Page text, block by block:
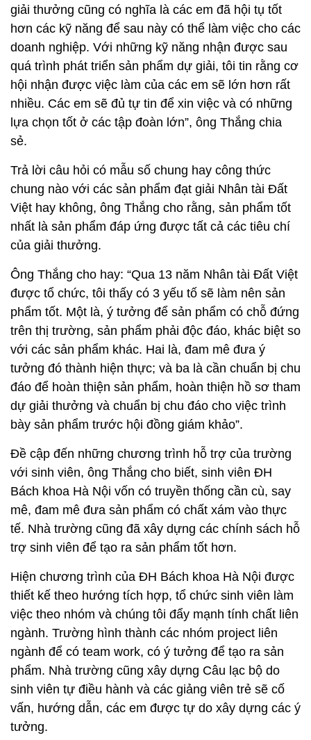
giải thưởng cũng có nghĩa là các em đã hội tụ tốt
hơn các kỹ năng để sau này có thể làm việc cho các
doanh nghiệp. Với những kỹ năng nhận được sau
quá trình phát triển sản phẩm dự giải, tôi tin rằng cơ
hội nhận được việc làm của các em sẽ lớn hơn rất
nhiều. Các em sẽ đủ tự tin để xin việc và có những
lựa chọn tốt ở các tập đoàn lớn”, ông Thắng chia
sẻ.
Trả lời câu hỏi có mẫu số chung hay công thức
chung nào với các sản phẩm đạt giải Nhân tài Đất
Việt hay không, ông Thắng cho rằng, sản phẩm tốt
nhất là sản phẩm đáp ứng được tất cả các tiêu chí
của giải thưởng.
Ông Thắng cho hay: “Qua 13 năm Nhân tài Đất Việt
được tổ chức, tôi thấy có 3 yếu tố sẽ làm nên sản
phẩm tốt. Một là, ý tưởng để sản phẩm có chỗ đứng
trên thị trường, sản phẩm phải độc đáo, khác biệt so
với các sản phẩm khác. Hai là, đam mê đưa ý
tưởng đó thành hiện thực; và ba là cần chuẩn bị chu
đáo để hoàn thiện sản phẩm, hoàn thiện hồ sơ tham
dự giải thưởng và chuẩn bị chu đáo cho việc trình
bày sản phẩm trước hội đồng giám khảo”.
Đề cập đến những chương trình hỗ trợ của trường
với sinh viên, ông Thắng cho biết, sinh viên ĐH
Bách khoa Hà Nội vốn có truyền thống cần cù, say
mê, đam mê đưa sản phẩm có chất xám vào thực
tế. Nhà trường cũng đã xây dựng các chính sách hỗ
trợ sinh viên để tạo ra sản phẩm tốt hơn.
Hiện chương trình của ĐH Bách khoa Hà Nội được
thiết kế theo hướng tích hợp, tổ chức sinh viên làm
việc theo nhóm và chúng tôi đẩy mạnh tính chất liên
ngành. Trường hình thành các nhóm project liên
ngành để có team work, có ý tưởng để tạo ra sản
phẩm. Nhà trường cũng xây dựng Câu lạc bộ do
sinh viên tự điều hành và các giảng viên trẻ sẽ cố
vấn, hướng dẫn, các em được tự do xây dựng các ý
tưởng.